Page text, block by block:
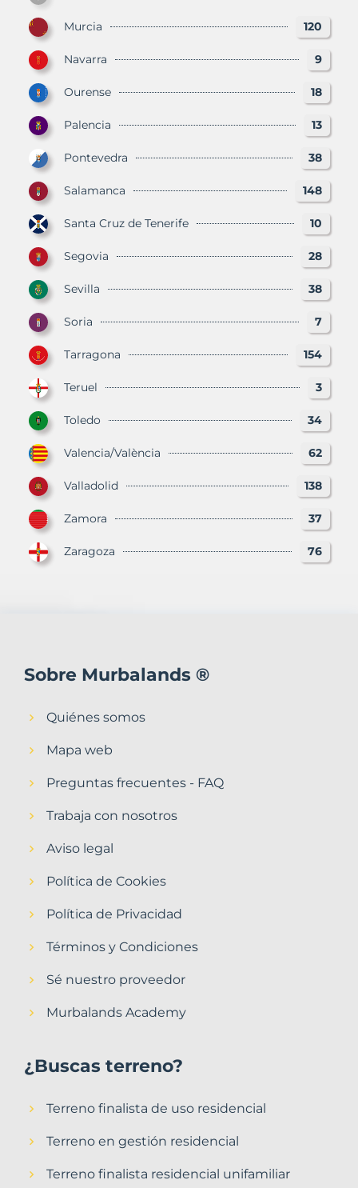
Murcia 120
Navarra 9
Ourense 18
Palencia 13
Pontevedra 38
Salamanca 148
Santa Cruz de Tenerife 10
Segovia 28
Sevilla 38
Soria 7
Tarragona 154
Teruel 3
Toledo 34
Valencia/València 62
Valladolid 138
Zamora 37
Zaragoza 76
Sobre Murbalands ®
Quiénes somos
Mapa web
Preguntas frecuentes - FAQ
Trabaja con nosotros
Aviso legal
Política de Cookies
Política de Privacidad
Términos y Condiciones
Sé nuestro proveedor
Murbalands Academy
¿Buscas terreno?
Terreno finalista de uso residencial
Terreno en gestión residencial
Terreno finalista residencial unifamiliar